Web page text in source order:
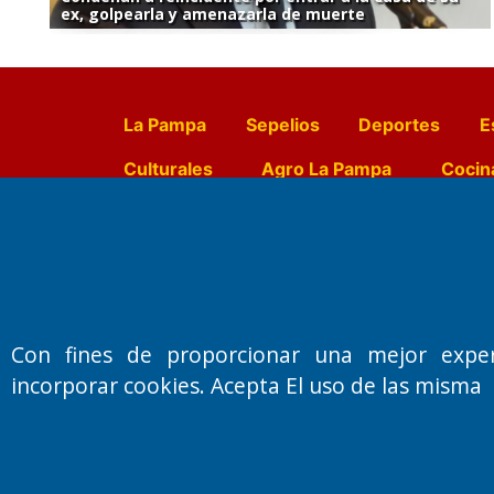
ex, golpearla y amenazarla de muerte
La Pampa Sepelios Deportes
Culturales
Agro La Pampa
Doctor Antonio
Primera edición: Domingo 3 de
Miembro de ADIRA,ADEPA y CPPAL
Con fines de proporcionar una mejor
incorporar cookies. Acepta El uso de las misma